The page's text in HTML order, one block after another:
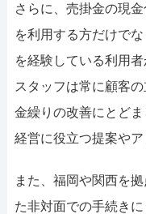
さらに、売掛金の現
を利用する方だけで
を経験している利用
スタッフは常に顧客
金繰りの改善にとど
経営に役立つ提案やア
また、福岡や関西を
た非対面での手続き